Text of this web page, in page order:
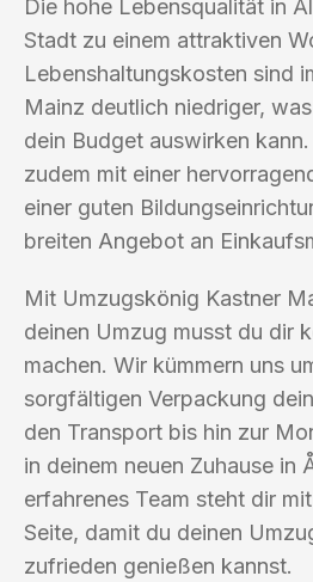
Die hohe Lebensqualität in
Stadt zu einem attraktiven
Lebenshaltungskosten sind
Mainz deutlich niedriger,
dein Budget auswirken
zudem mit einer
einer guten
breiten Angebot an
Mit Umzugskönig Kastner
deinen Umzug musst du dir
machen. Wir kümmern uns
sorgfältigen Verpackung
den Transport bis hin zur
in deinem neuen Zuhause in
erfahrenes Team steht dir
Seite, damit du deinen
zufrieden genießen kannst.